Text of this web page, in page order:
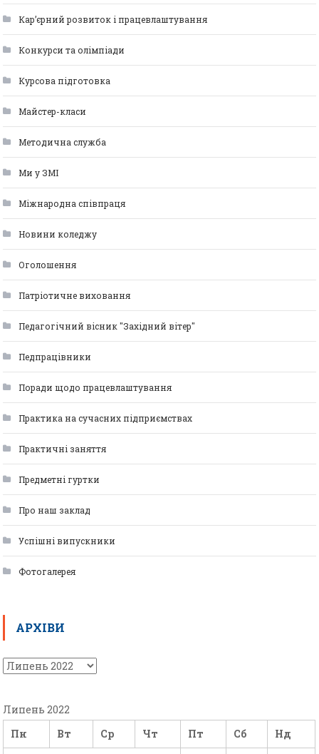
Кар’єрний розвиток і працевлаштування
Конкурси та олімпіади
Курсова підготовка
Майстер-класи
Методична служба
Ми у ЗМІ
Міжнародна співпраця
Новини коледжу
Оголошення
Патріотичне виховання
Педагогічний вісник "Західний вітер"
Педпрацівники
Поради щодо працевлаштування
Практика на сучасних підприємствах
Практичні заняття
Предметні гуртки
Про наш заклад
Успішні випускники
Фотогалерея
АРХІВИ
Липень 2022
Пн
Вт Ср Чт Пт Сб Нд